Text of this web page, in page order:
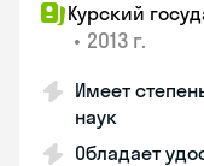
Курский
• 2013 г.
Имеет
наук
Обладает